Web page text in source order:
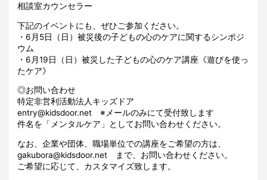
相談室カウンセラー
下記のイベントにも、ぜひご参加ください。
・6月5日（日）被災後の子どもの心のケアに関するシンポジ
ウム
・6月19日（日）被災した子どもの心のケア講座《遊びを使っ
たケア》
◎お問い合わせ
特定非営利活動法人キッズドア
entry@kidsdoor.net ※メールのみにて受付致します
件名を「メンタルケア」としてお問い合わせください。
なお、企業や団体、職場単位での講座をご希望の方は、
gakubora@kidsdoor.net まで、お問い合わせください。
ご希望に応じて、カスタマイズ致します。